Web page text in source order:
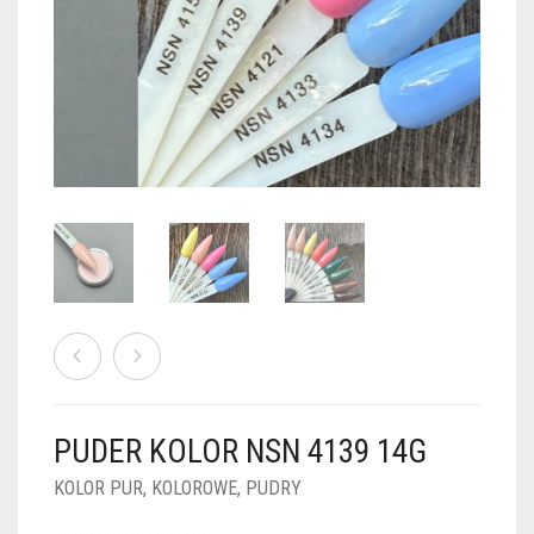
PUDRY BROKATOWE
PUDRY Z DROBINKAMI
PUDRY KOLOR PUR
PUDRY BUDUJĄCE
PUDRY DO FRENCH
PUDRY GALAXY
PUDRY TERMICZNE
PUDRY ŚWIECĄCE
FOIL DIP
PUDER KOLOR NSN 4139 14G
KOLOR PUR, KOLOROWE, PUDRY